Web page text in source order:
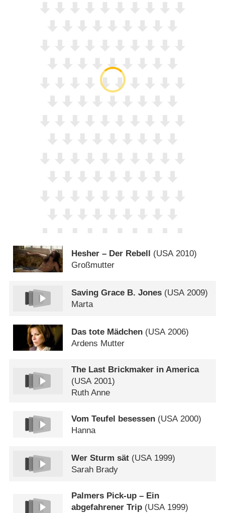
Hesher – Der Rebell (USA 2010)
Großmutter
Saving Grace B. Jones (USA2009)
Marta
Das tote Mädchen (USA2006)
Ardens Mutter
The Last Brickmaker in America
(USA2001)
Ruth Anne
Vom Teufel besessen (USA2000)
Hanna
Wer Sturm sät (USA1999)
Sarah Brady
Palmers Pick-up – Ein
abgefahrener Trip (USA1999)